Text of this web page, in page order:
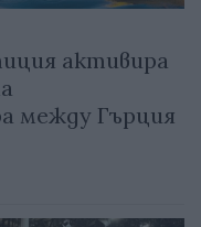
активира
между Гърция